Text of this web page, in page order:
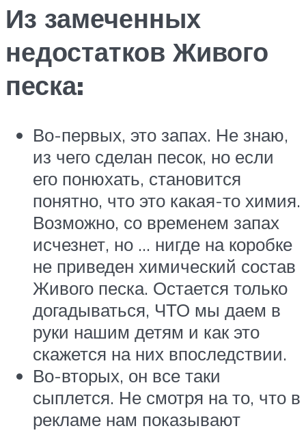
Из замеченных
недостатков Живого
песка:
Во-первых, это запах. Не знаю,
из чего сделан песок, но если
его понюхать, становится
понятно, что это какая-то химия.
Возможно, со временем запах
исчезнет, но … нигде на коробке
не приведен химический состав
Живого песка. Остается только
догадываться, ЧТО мы даем в
руки нашим детям и как это
скажется на них впоследствии.
Во-вторых, он все таки
сыплется. Не смотря на то, что в
рекламе нам показывают